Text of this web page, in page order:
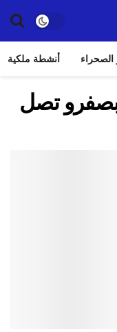
الصحراء أنشطة ملكية
بصفرو تصل